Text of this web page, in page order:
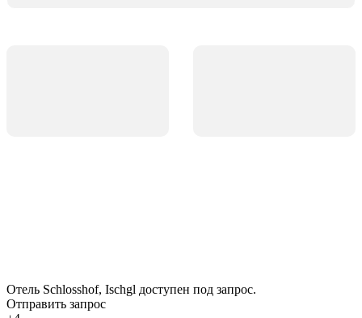
Отель Schlosshof, Ischgl доступен под запрос.
Отправить запрос